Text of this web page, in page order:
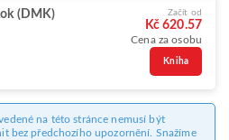
(DMK) Začít od
Kč 620.57
Cena za osobu
Kniha
na této stránce nemusí být
bez předchozího upozornění. Snažíme